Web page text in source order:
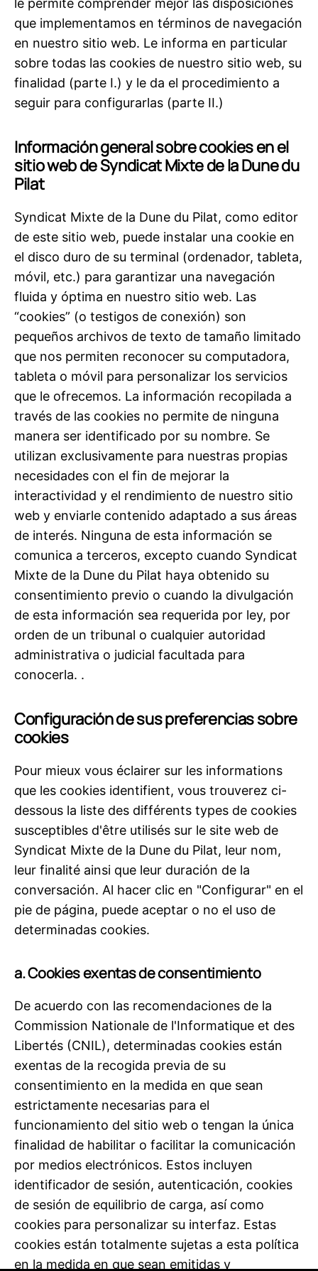
le permite comprender mejor las disposiciones
que implementamos en términos de navegación
en nuestro sitio web. Le informa en particular
sobre todas las cookies de nuestro sitio web, su
finalidad (parte I.) y le da el procedimiento a
seguir para configurarlas (parte II.)
Información general sobre cookies en el
sitio web de Syndicat Mixte de la Dune du
Pilat
Syndicat Mixte de la Dune du Pilat, como editor
de este sitio web, puede instalar una cookie en
el disco duro de su terminal (ordenador, tableta,
móvil, etc.) para garantizar una navegación
fluida y óptima en nuestro sitio web. Las
“cookies” (o testigos de conexión) son
pequeños archivos de texto de tamaño limitado
que nos permiten reconocer su computadora,
tableta o móvil para personalizar los servicios
que le ofrecemos. La información recopilada a
través de las cookies no permite de ninguna
manera ser identificado por su nombre. Se
utilizan exclusivamente para nuestras propias
necesidades con el fin de mejorar la
interactividad y el rendimiento de nuestro sitio
web y enviarle contenido adaptado a sus áreas
de interés. Ninguna de esta información se
comunica a terceros, excepto cuando Syndicat
Mixte de la Dune du Pilat haya obtenido su
consentimiento previo o cuando la divulgación
de esta información sea requerida por ley, por
orden de un tribunal o cualquier autoridad
administrativa o judicial facultada para
conocerla. .
Configuración de sus preferencias sobre
cookies
Pour mieux vous éclairer sur les informations
que les cookies identifient, vous trouverez ci-
dessous la liste des différents types de cookies
susceptibles d'être utilisés sur le site web de
Syndicat Mixte de la Dune du Pilat, leur nom,
leur finalité ainsi que leur duración de la
conversación. Al hacer clic en "Configurar" en el
pie de página, puede aceptar o no el uso de
determinadas cookies.
a. Cookies exentas de consentimiento
De acuerdo con las recomendaciones de la
Commission Nationale de l'Informatique et des
Libertés (CNIL), determinadas cookies están
exentas de la recogida previa de su
consentimiento en la medida en que sean
estrictamente necesarias para el
funcionamiento del sitio web o tengan la única
finalidad de habilitar o facilitar la comunicación
por medios electrónicos. Estos incluyen
identificador de sesión, autenticación, cookies
de sesión de equilibrio de carga, así como
cookies para personalizar su interfaz. Estas
cookies están totalmente sujetas a esta política
en la medida en que sean emitidas y